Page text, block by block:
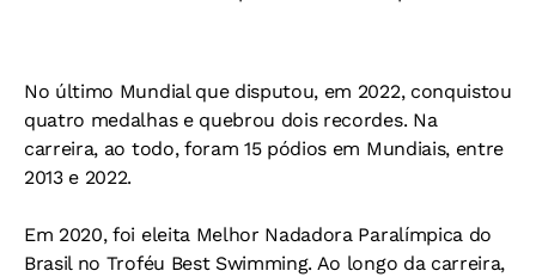
No último Mundial que disputou, em 2022, conquistou
quatro medalhas e quebrou dois recordes. Na
carreira, ao todo, foram 15 pódios em Mundiais, entre
2013 e 2022.
Em 2020, foi eleita Melhor Nadadora Paralímpica do
Brasil no Troféu Best Swimming. Ao longo da carreira,